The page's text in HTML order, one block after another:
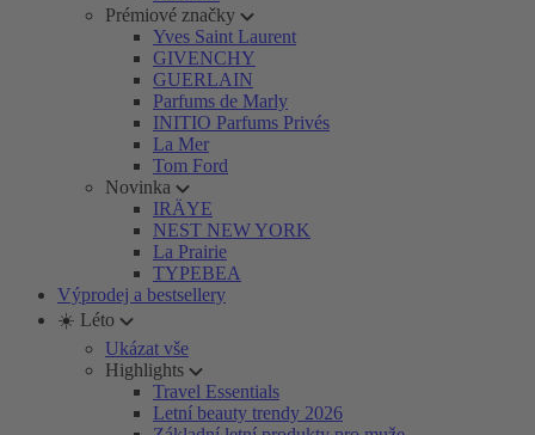
Prémiové značky
Yves Saint Laurent
GIVENCHY
GUERLAIN
Parfums de Marly
INITIO Parfums Privés
La Mer
Tom Ford
Novinka
IRÄYE
NEST NEW YORK
La Prairie
TYPEBEA
Výprodej a bestsellery
☀️ Léto
Ukázat vše
Highlights
Travel Essentials
Letní beauty trendy 2026